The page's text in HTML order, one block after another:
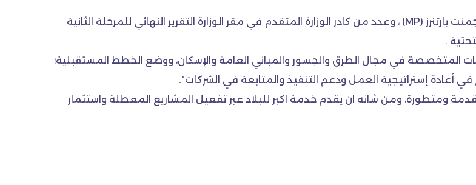
بحث وزير الأعمار والإسكان طارق الخيكاني مع الشركة الاستشارية (مانجمنت بارتنرز (MP) ، وعدد من كادر الوزارة المتقدم في مقر الوزارة التقرير النهائي للمرحلة الثانية
.
المتخصصة في مجال الطرق والجسور والمباني العامة والإسكان، ووضع الخطط المستقبلية؛
في أعادة إستراتيجية العمل ودعم التنفيذ والمتابعة في الشركات”.
ومتطورة، ومن شانه ان يقدم خدمة اكبر للبلاد عبر تفعيل المشاريع المعطلة واستثمار